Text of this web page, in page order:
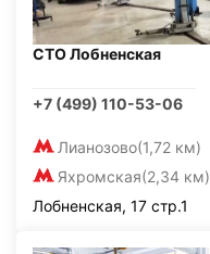
СТО Лобненская
+7 (499) 110-53-06
Лианозово(1,72 км)
Яхромская(2,34 км)
Лобненская, 17 стр.1